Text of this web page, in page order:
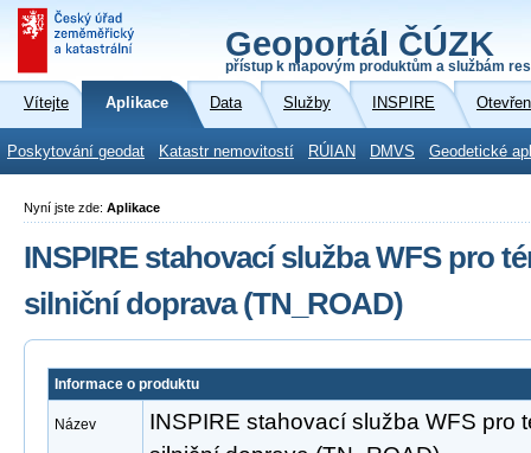
Geoportál ČÚZK
přístup k mapovým produktům a službám
Vítejte Aplikace Data Služby INSPIRE
Poskytování geodat Katastr nemovitostí RÚIAN DMVS Geodetické
Nyní jste zde: Aplikace
INSPIRE stahovací služba WFS pro
silniční doprava (TN_ROAD)
Informace o produktu
Název
INSPIRE stahovací služba WFS pro